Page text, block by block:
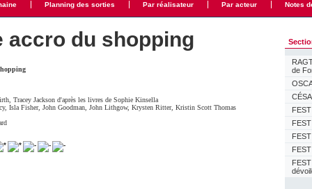
Planning des sorties Par réalisateur Par acteur Notes
accro du shopping
,Tracey Jackson d'après les livres de Sophie Kinsella
,Isla Fisher,John Goodman ,John Lithgow,Krysten Ritter,Kristin Scott Thomas
de